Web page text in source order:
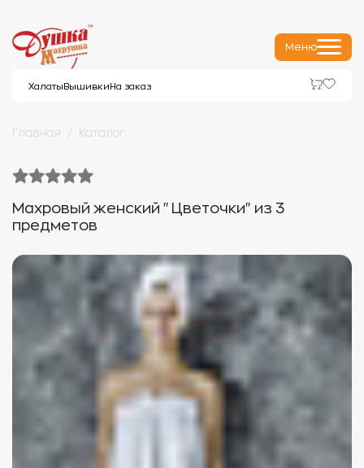
Меню
Халаты Вышивки На заказ
Главная Каталог
Махровый женский "Цветочки" из 3
предметов